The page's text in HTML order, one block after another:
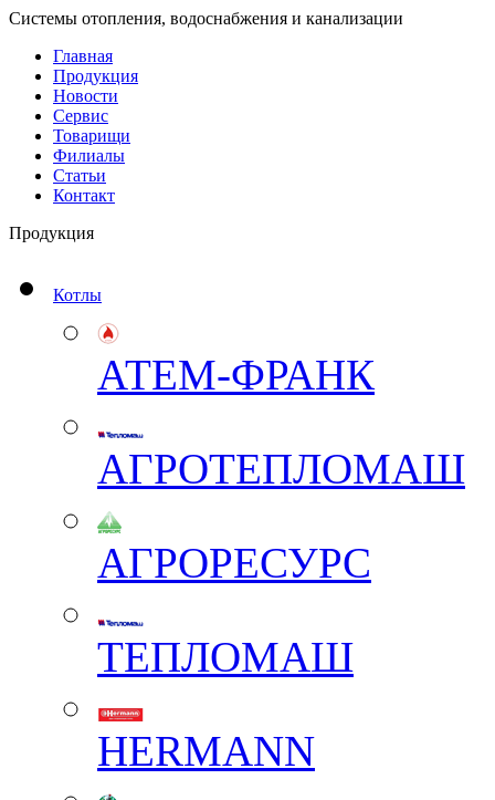
Системы отопления, водоснабжения и канализации
Главная
Продукция
Новости
Сервис
Товарищи
Филиалы
Статьи
Контакт
Продукция
Котлы
АТЕМ-ФРАНК
АГРОТЕПЛОМАШ
АГРОРЕСУРС
ТЕПЛОМАШ
HERMANN